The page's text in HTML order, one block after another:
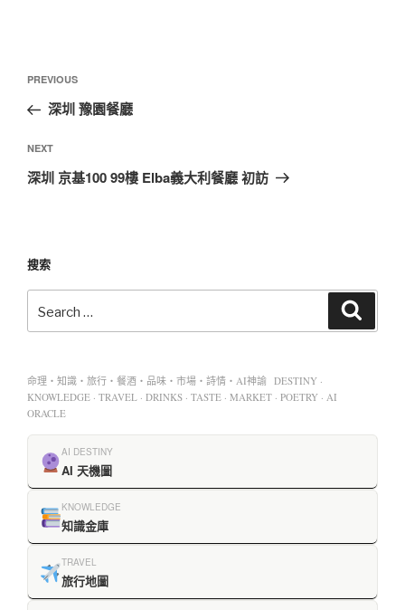
PREVIOUS
深圳 豫園餐廳
NEXT
深圳 京基100 99樓 Elba義大利餐廳 初訪
搜索
命理・知識・旅行・餐酒・品味・市場・詩情・AI神諭 DESTINY ·
KNOWLEDGE · TRAVEL · DRINKS · TASTE · MARKET · POETRY · AI
ORACLE
AI DESTINY
AI 天機圖
KNOWLEDGE
知識金庫
TRAVEL
旅行地圖